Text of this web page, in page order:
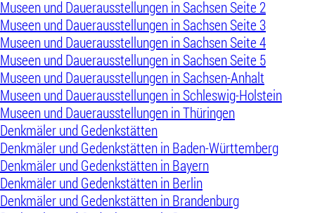
Museen und Dauerausstellungen in Sachsen Seite 2
Museen und Dauerausstellungen in Sachsen Seite 3
Museen und Dauerausstellungen in Sachsen Seite 4
Museen und Dauerausstellungen in Sachsen Seite 5
Museen und Dauerausstellungen in Sachsen-Anhalt
Museen und Dauerausstellungen in Schleswig-Holstein
Museen und Dauerausstellungen in Thüringen
Denkmäler und Gedenkstätten
Denkmäler und Gedenkstätten in Baden-Württemberg
Denkmäler und Gedenkstätten in Bayern
Denkmäler und Gedenkstätten in Berlin
Denkmäler und Gedenkstätten in Brandenburg